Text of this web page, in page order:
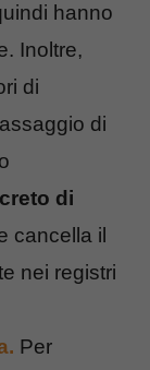
hanno
Inoltre,
di
di
di
cancella il
nei registri
Per